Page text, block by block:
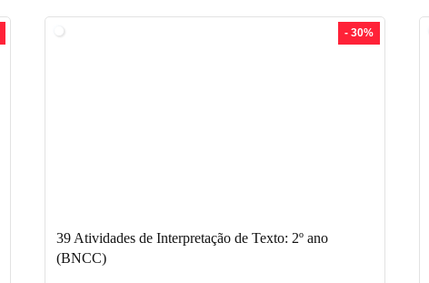
- 30%
39 Atividades de Interpretação de Texto: 2º ano
(BNCC)